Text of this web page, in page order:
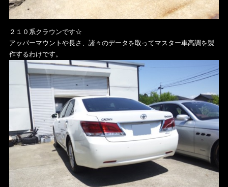
２１０系クラウンです☆
アッパーマウントや長さ、諸々のデータを取ってマスター車高調を製
作するわけです。